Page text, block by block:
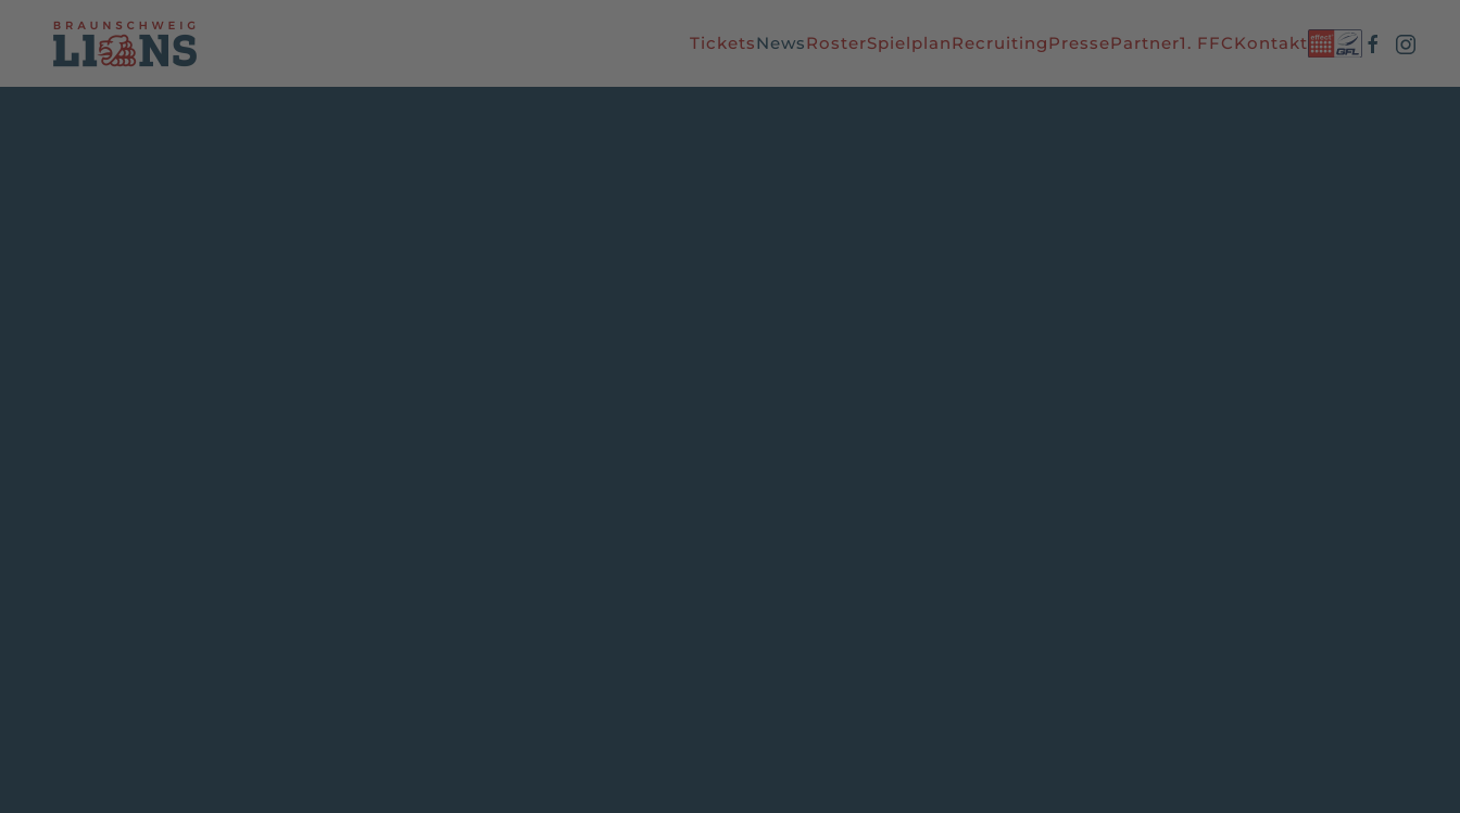
Skip to main content TicketsNewsRosterSpielplanRecruitingPressePartner1. FFCKontakt